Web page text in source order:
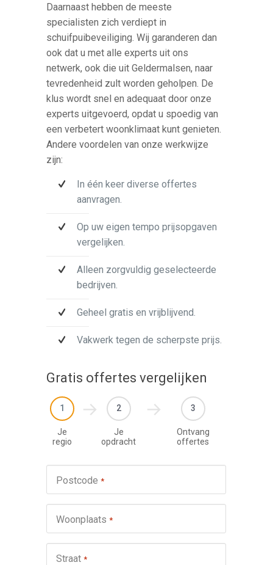
Daarnaast hebben de meeste
specialisten zich verdiept in
schuifpuibeveiliging. Wij garanderen dan
ook dat u met alle experts uit ons
netwerk, ook die uit Geldermalsen, naar
tevredenheid zult worden geholpen. De
klus wordt snel en adequaat door onze
experts uitgevoerd, opdat u spoedig van
een verbetert woonklimaat kunt genieten.
Andere voordelen van onze werkwijze
zijn:
In één keer diverse offertes
aanvragen.
Op uw eigen tempo prijsopgaven
vergelijken.
Alleen zorgvuldig geselecteerde
bedrijven.
Geheel gratis en vrijblijvend.
Vakwerk tegen de scherpste prijs.
Gratis offertes vergelijken
1
Je
regio
2
Je
opdracht
3
Ontvang
offertes
Postcode *
Woonplaats *
Straat *